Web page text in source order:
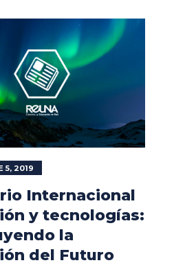
5, 2019
Internacional
y tecnologías:
la
del Futuro